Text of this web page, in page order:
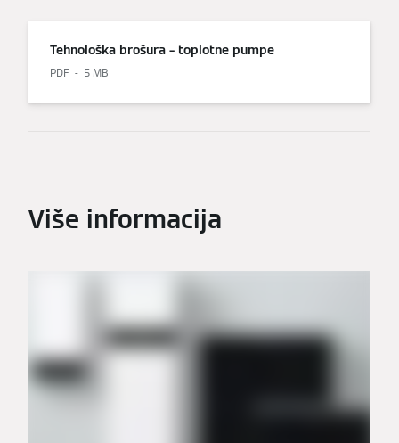
Tehnološka brošura – toplotne pumpe
PDF 5 MB
Više informacija